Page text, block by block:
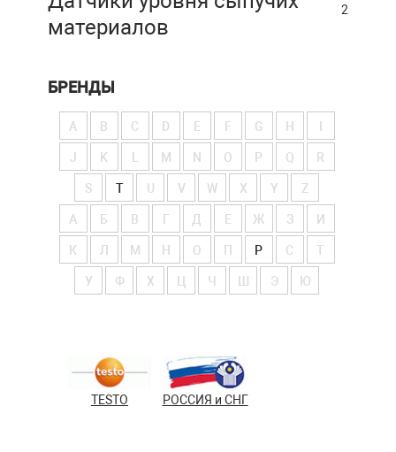
материалов
2
БРЕНДЫ
A B C D E F G H
J K M N O P Q R
S T V W X Y Z
А Б В Г Д Е Ж З И
К Л М Н О П Р С Т
У Ф Х Ч Э Ю
TESTO РОССИЯ и СНГ